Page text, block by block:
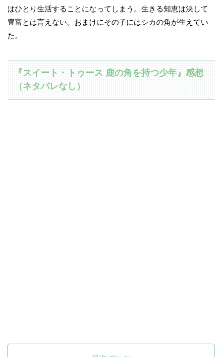
はひとり生活することになってしまう。生きる知恵は決して
豊富とは言えない。おまけにその子にはシカの角が生えてい
た。
『スイート・トゥース 鹿の角を持つ少年』感想
（ネタバレなし）